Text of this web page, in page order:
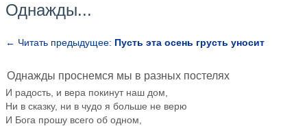
Однажды...
← Читать предыдущее: Пусть эта осень грусть уносит
Однажды проснемся мы в разных постелях
И радость, и вера покинут наш дом,
Ни в сказку, ни в чудо я больше не верю
И Бога прошу всего об одном,